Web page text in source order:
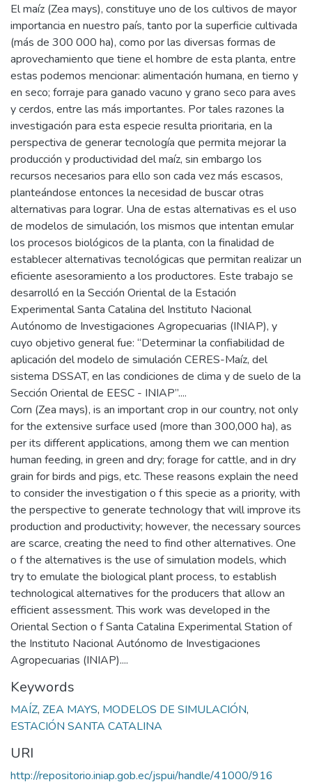
El maíz (Zea mays), constituye uno de los cultivos de mayor
importancia en nuestro país, tanto por la superficie cultivada
(más de 300 000 ha), como por las diversas formas de
aprovechamiento que tiene el hombre de esta planta, entre
estas podemos mencionar: alimentación humana, en tierno y
en seco; forraje para ganado vacuno y grano seco para aves
y cerdos, entre las más importantes. Por tales razones la
investigación para esta especie resulta prioritaria, en la
perspectiva de generar tecnología que permita mejorar la
producción y productividad del maíz, sin embargo los
recursos necesarios para ello son cada vez más escasos,
planteándose entonces la necesidad de buscar otras
alternativas para lograr. Una de estas alternativas es el uso
de modelos de simulación, los mismos que intentan emular
los procesos biológicos de la planta, con la finalidad de
establecer alternativas tecnológicas que permitan realizar un
eficiente asesoramiento a los productores. Este trabajo se
desarrolló en la Sección Oriental de la Estación
Experimental Santa Catalina del Instituto Nacional
Autónomo de Investigaciones Agropecuarias (INIAP), y
cuyo objetivo general fue: “Determinar la confiabilidad de
aplicación del modelo de simulación CERES-Maíz, del
sistema DSSAT, en las condiciones de clima y de suelo de la
Sección Oriental de EESC - INIAP”....
Corn (Zea mays), is an important crop in our country, not only
for the extensive surface used (more than 300,000 ha), as
per its different applications, among them we can mention
human feeding, in green and dry; forage for cattle, and in dry
grain for birds and pigs, etc. These reasons explain the need
to consider the investigation o f this specie as a priority, with
the perspective to generate technology that will improve its
production and productivity; however, the necessary sources
are scarce, creating the need to find other alternatives. One
o f the alternatives is the use of simulation models, which
try to emulate the biological plant process, to establish
technological alternatives for the producers that allow an
efficient assessment. This work was developed in the
Oriental Section o f Santa Catalina Experimental Station of
the Instituto Nacional Autónomo de Investigaciones
Agropecuarias (INIAP)....
Keywords
MAÍZ, ZEA MAYS, MODELOS DE SIMULACIÓN,
ESTACIÓN SANTA CATALINA
URI
http://repositorio.iniap.gob.ec/jspui/handle/41000/916